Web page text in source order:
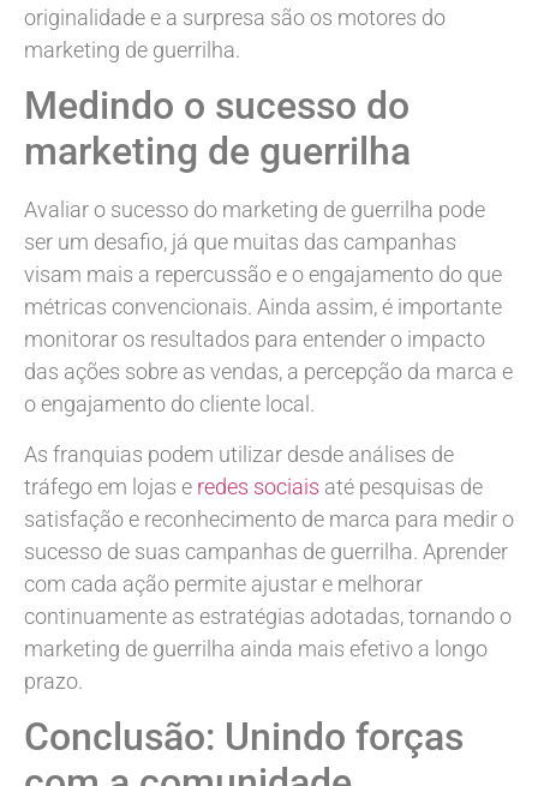
originalidade e a surpresa são os motores do
marketing de guerrilha.
Medindo o sucesso do
marketing de guerrilha
Avaliar o sucesso do marketing de guerrilha pode
ser um desafio, já que muitas das campanhas
visam mais a repercussão e o engajamento do que
métricas convencionais. Ainda assim, é importante
monitorar os resultados para entender o impacto
das ações sobre as vendas, a percepção da marca e
o engajamento do cliente local.
As franquias podem utilizar desde análises de
tráfego em lojas e redes sociais até pesquisas de
satisfação e reconhecimento de marca para medir o
sucesso de suas campanhas de guerrilha. Aprender
com cada ação permite ajustar e melhorar
continuamente as estratégias adotadas, tornando o
marketing de guerrilha ainda mais efetivo a longo
prazo.
Conclusão: Unindo forças